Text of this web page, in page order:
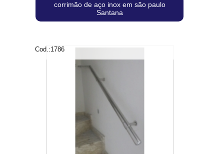
corrimão de aço inox em são paulo
Santana
Cod.:1786